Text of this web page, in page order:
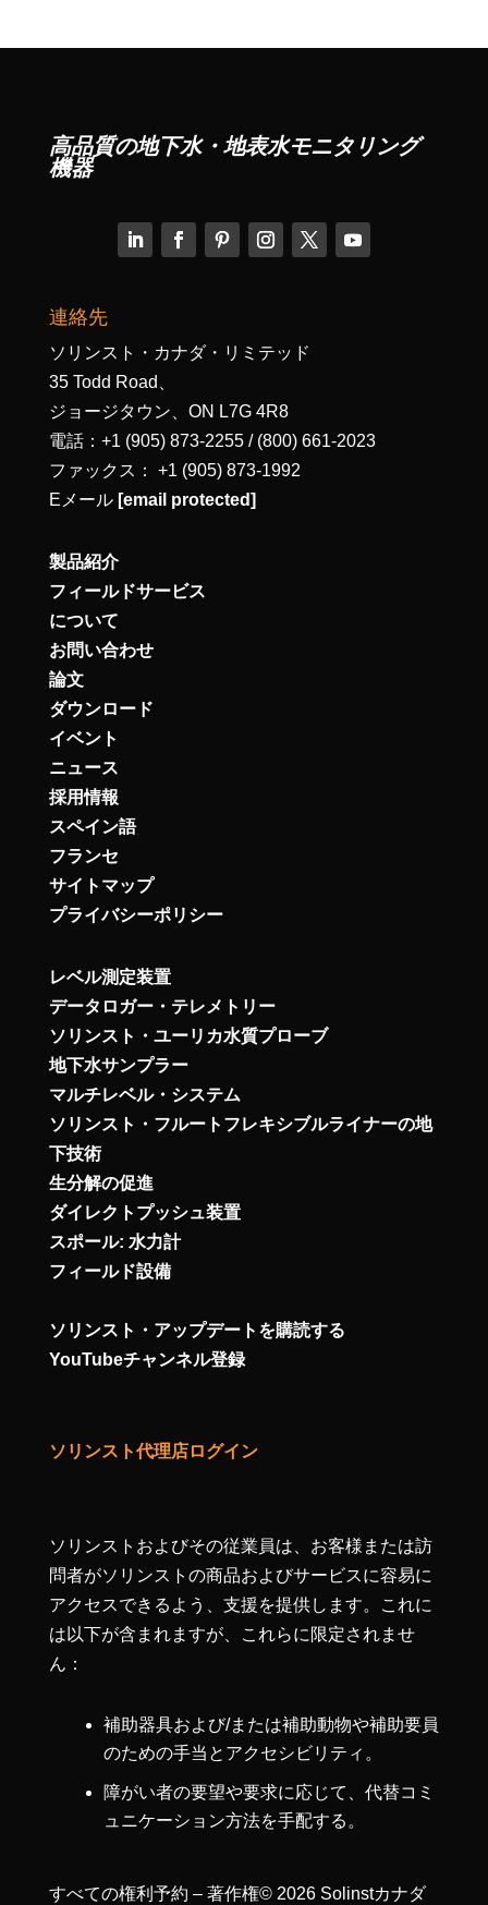
高品質の地下水・地表水モニタリング
機器
連絡先
ソリンスト・カナダ・リミテッド
35 Todd Road、
ジョージタウン、ON L7G 4R8
電話：+1 (905) 873-2255 / (800) 661-2023
ファックス： +1 (905) 873-1992
Eメール [email protected]
製品紹介
フィールドサービス
について
お問い合わせ
論文
ダウンロード
イベント
ニュース
採用情報
スペイン語
フランセ
サイトマップ
プライバシーポリシー
レベル測定装置
データロガー・テレメトリー
ソリンスト・ユーリカ水質プローブ
地下水サンプラー
マルチレベル・システム
ソリンスト・フルートフレキシブルライナーの地
下技術
生分解の促進
ダイレクトプッシュ装置
スポール: 水力計
フィールド設備
ソリンスト・アップデートを購読する
YouTubeチャンネル登録
ソリンスト代理店ログイン
ソリンストおよびその従業員は、お客様または訪
問者がソリンストの商品およびサービスに容易に
アクセスできるよう、支援を提供します。これに
は以下が含まれますが、これらに限定されませ
ん：
補助器具および/または補助動物や補助要員
のための手当とアクセシビリティ。
障がい者の要望や要求に応じて、代替コミ
ュニケーション方法を手配する。
すべての権利予約 – 著作権© 2026 Solinstカナダ